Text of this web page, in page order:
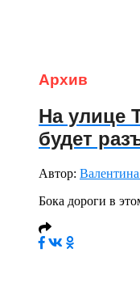
Архив
На улице
будет
Автор:
Бока дороги в